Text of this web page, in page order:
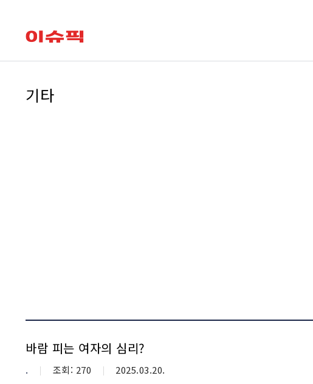
기타
바람 피는 여자의 심리?
카테고리
. 조회수
조회: 270 등재일자
2025.03.20.